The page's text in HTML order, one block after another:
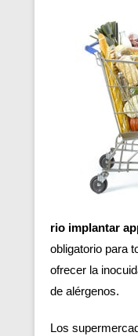
rio implantar
obligatorio para
ofrecer la
de alérgenos.
Los